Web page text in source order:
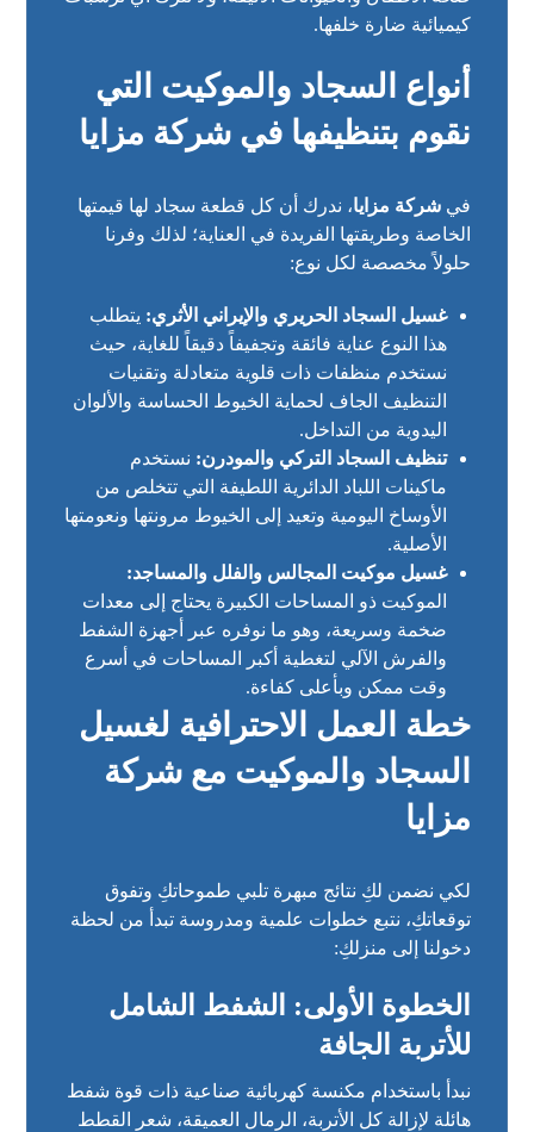
كيميائية ضارة خلفها.
أنواع السجاد والموكيت التي
نقوم بتنظيفها في شركة مزايا
فيشركة مزايا، ندرك أن كل قطعة سجاد لها قيمتها
الخاصة وطريقتها الفريدة في العناية؛ لذلك وفرنا
حلولاً مخصصة لكل نوع:
غسيل السجاد الحريري والإيراني الأثري: يتطلب
هذا النوع عناية فائقة وتجفيفاً دقيقاً للغاية، حيث
نستخدم منظفات ذات قلوية متعادلة وتقنيات
التنظيف الجاف لحماية الخيوط الحساسة والألوان
اليدوية من التداخل.
تنظيف السجاد التركي والمودرن: نستخدم
ماكينات اللباد الدائرية اللطيفة التي تتخلص من
الأوساخ اليومية وتعيد إلى الخيوط مرونتها ونعومتها
الأصلية.
غسيل موكيت المجالس والفلل والمساجد:
الموكيت ذو المساحات الكبيرة يحتاج إلى معدات
ضخمة وسريعة، وهو ما نوفره عبر أجهزة الشفط
والفرش الآلي لتغطية أكبر المساحات في أسرع
وقت ممكن وبأعلى كفاءة.
خطة العمل الاحترافية لغسيل
السجاد والموكيت مع شركة
مزايا
لكي نضمن لكِ نتائج مبهرة تلبي طموحاتكِ وتفوق
توقعاتكِ، نتبع خطوات علمية ومدروسة تبدأ من لحظة
دخولنا إلى منزلكِ:
الخطوة الأولى: الشفط الشامل
للأتربة الجافة
نبدأ باستخدام مكنسة كهربائية صناعية ذات قوة شفط
هائلة لإزالة كل الأتربة، الرمال العميقة، شعر القطط